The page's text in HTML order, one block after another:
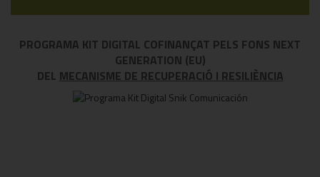
PROGRAMA KIT DIGITAL COFINANÇAT PELS FONS NEXT
GENERATION (EU)
DEL MECANISME DE RECUPERACIÓ I RESILIÈNCIA